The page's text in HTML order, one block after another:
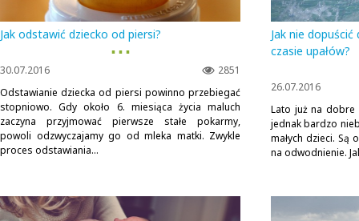
Jak odstawić dziecko od piersi?
▪ ▪ ▪
2851
30.07.2016
Odstawianie dziecka od piersi powinno przebiegać
stopniowo. Gdy około 6. miesiąca życia maluch
zaczyna przyjmować pierwsze stałe pokarmy,
powoli odzwyczajamy go od mleka matki. Zwykle
proces odstawiania...
Jak nie
czasie upałów?
26.07.2016
Lato już na dobre
jednak bardzo
małych dzieci. Są
na odwodnienie.